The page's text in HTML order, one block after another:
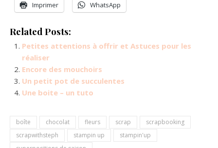
Imprimer WhatsApp
Related Posts:
Petites attentions à offrir et Astuces pour les
réaliser
Encore des mouchoirs
Un petit pot de succulentes
Une boite – un tuto
boîte chocolat fleurs scrap
scrapbooking
scrapwithsteph
stampin up
stampin'up